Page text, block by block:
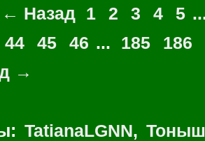
← Назад 1 2 3 4 5
44 45 46 ... 185
186
→
TatianaLGNN,